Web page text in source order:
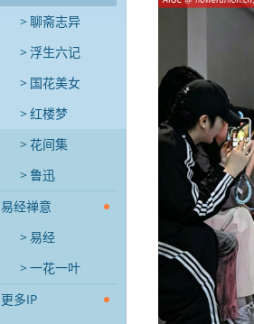
聊斋志异
浮生六记
国花美女
红楼梦
花间集
鲁迅
易经禅意
易经
一花一叶
更多IP